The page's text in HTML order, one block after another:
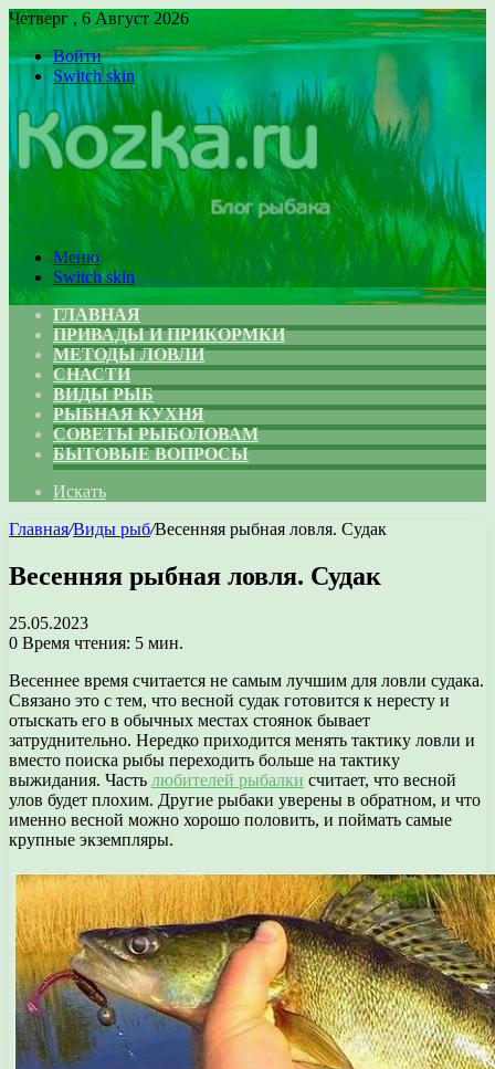
Четверг , 6 Август 2026
Войти
Switch skin
Меню
Switch skin
ГЛАВНАЯ
ПРИВАДЫ И ПРИКОРМКИ
МЕТОДЫ ЛОВЛИ
СНАСТИ
ВИДЫ РЫБ
РЫБНАЯ КУХНЯ
СОВЕТЫ РЫБОЛОВАМ
БЫТОВЫЕ ВОПРОСЫ
Искать
Главная/Виды рыб/Весенняя рыбная ловля. Судак
Весенняя рыбная ловля. Судак
25.05.2023
0 Время чтения: 5 мин.
Весеннее время считается не самым лучшим для ловли судака.
Связано это с тем, что весной судак готовится к нересту и
отыскать его в обычных местах стоянок бывает
затруднительно. Нередко приходится менять тактику ловли и
вместо поиска рыбы переходить больше на тактику
выжидания. Часть любителей рыбалки считает, что весной
улов будет плохим. Другие рыбаки уверены в обратном, и что
именно весной можно хорошо половить, и поймать самые
крупные экземпляры.